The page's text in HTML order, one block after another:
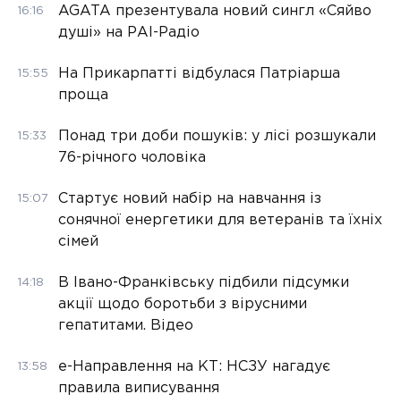
16:16
AGATA презентувала новий сингл «Сяйво
душі» на РАІ-Радіо
15:55
На Прикарпатті відбулася Патріарша
проща
15:33
Понад три доби пошуків: у лісі розшукали
76-річного чоловіка
15:07
Стартує новий набір на навчання із
сонячної енергетики для ветеранів та їхніх
сімей
14:18
В Івано-Франківську підбили підсумки
акції щодо боротьби з вірусними
гепатитами. Відео
13:58
е-Направлення на КТ: НСЗУ нагадує
правила виписування